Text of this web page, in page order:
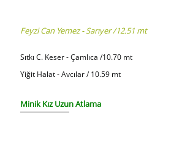
Feyzi Can Yemez - Sarıyer /12.51 mt
Sıtkı C. Keser - Çamlıca /10.70 mt
Yiğit Halat - Avcılar / 10.59 mt
Minik Kız Uzun Atlama